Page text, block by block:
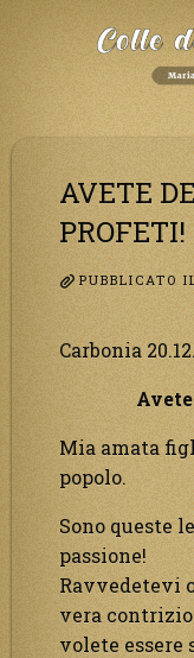
AVETE
PROFETI!
PUBBLICATO
Carbonia
Mia amata
popolo.
Sono queste
passione!
Ravvedetevi
vera
volete essere